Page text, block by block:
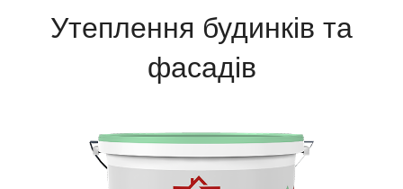
Утеплення будинків та
фасадів